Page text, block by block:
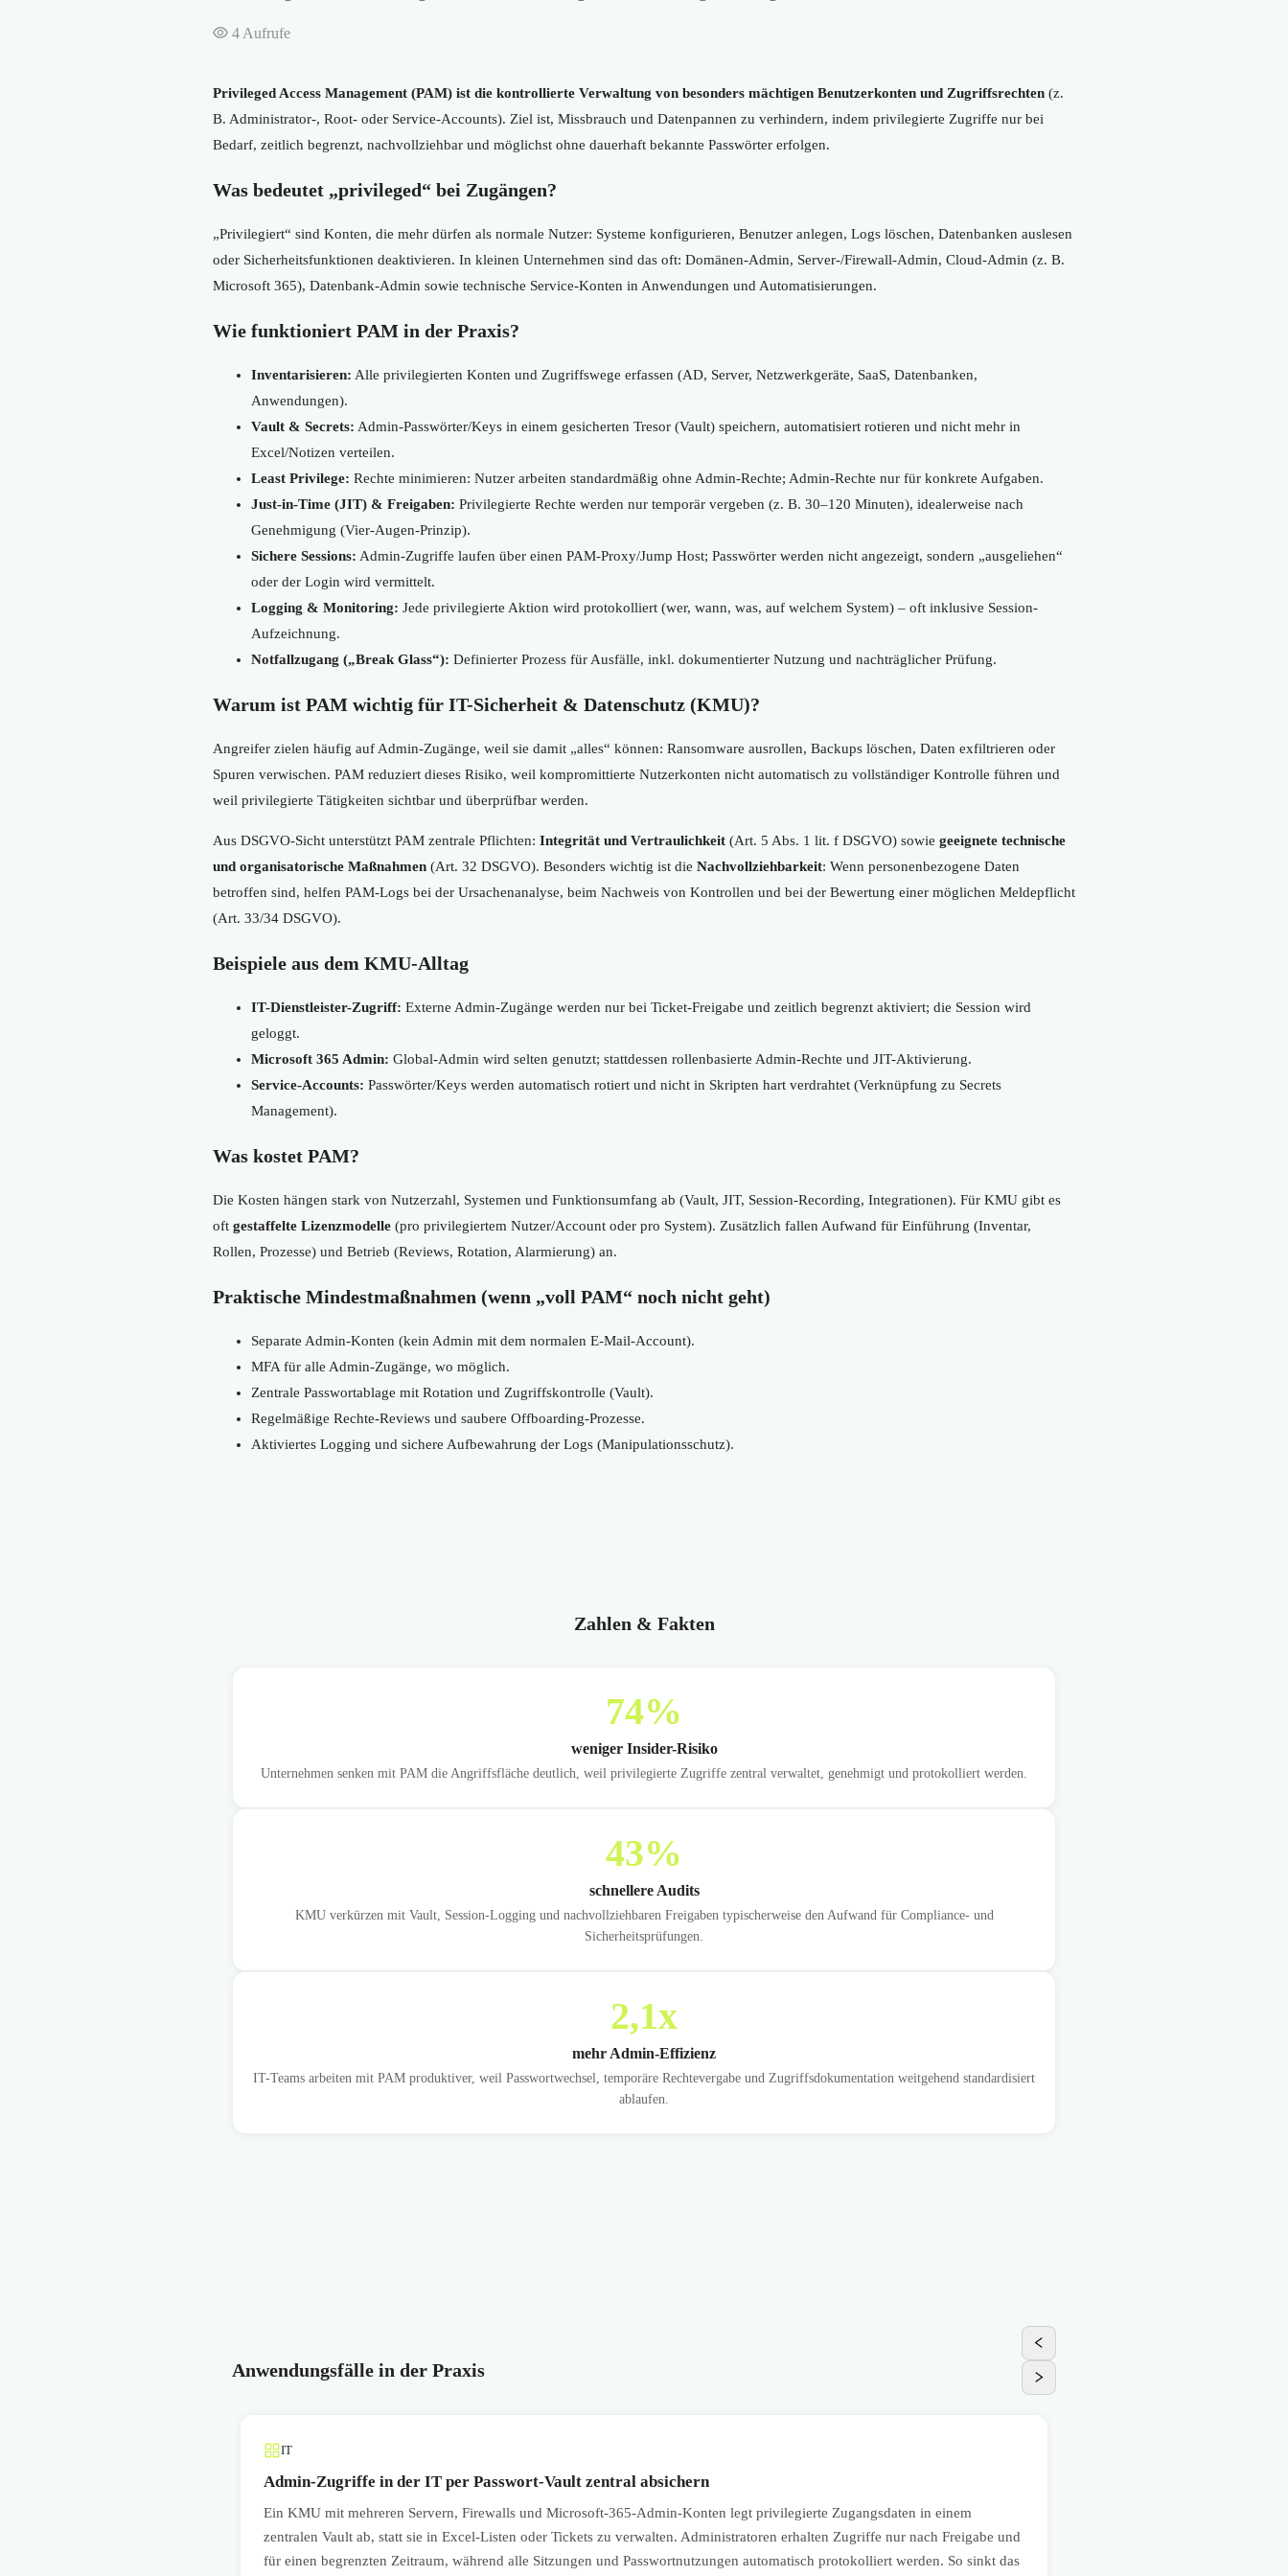
4 Aufrufe
Privileged Access Management (PAM) ist die kontrollierte Verwaltung von besonders mächtigen Benutzerkonten und Zugriffsrechten (z.
B. Administrator-, Root- oder Service-Accounts). Ziel ist, Missbrauch und Datenpannen zu verhindern, indem privilegierte Zugriffe nur bei
Bedarf, zeitlich begrenzt, nachvollziehbar und möglichst ohne dauerhaft bekannte Passwörter erfolgen.
Was bedeutet „privileged“ bei Zugängen?
„Privilegiert“ sind Konten, die mehr dürfen als normale Nutzer: Systeme konfigurieren, Benutzer anlegen, Logs löschen, Datenbanken auslesen
oder Sicherheitsfunktionen deaktivieren. In kleinen Unternehmen sind das oft: Domänen-Admin, Server-/Firewall-Admin, Cloud-Admin (z. B.
Microsoft 365), Datenbank-Admin sowie technische Service-Konten in Anwendungen und Automatisierungen.
Wie funktioniert PAM in der Praxis?
Inventarisieren: Alle privilegierten Konten und Zugriffswege erfassen (AD, Server, Netzwerkgeräte, SaaS, Datenbanken,
Anwendungen).
Vault & Secrets: Admin-Passwörter/Keys in einem gesicherten Tresor (Vault) speichern, automatisiert rotieren und nicht mehr in
Excel/Notizen verteilen.
Least Privilege: Rechte minimieren: Nutzer arbeiten standardmäßig ohne Admin-Rechte; Admin-Rechte nur für konkrete Aufgaben.
Just-in-Time (JIT) & Freigaben: Privilegierte Rechte werden nur temporär vergeben (z. B. 30–120 Minuten), idealerweise nach
Genehmigung (Vier-Augen-Prinzip).
Sichere Sessions: Admin-Zugriffe laufen über einen PAM-Proxy/Jump Host; Passwörter werden nicht angezeigt, sondern „ausgeliehen“
oder der Login wird vermittelt.
Logging & Monitoring: Jede privilegierte Aktion wird protokolliert (wer, wann, was, auf welchem System) – oft inklusive Session-
Aufzeichnung.
Notfallzugang („Break Glass“): Definierter Prozess für Ausfälle, inkl. dokumentierter Nutzung und nachträglicher Prüfung.
Warum ist PAM wichtig für IT-Sicherheit & Datenschutz (KMU)?
Angreifer zielen häufig auf Admin-Zugänge, weil sie damit „alles“ können: Ransomware ausrollen, Backups löschen, Daten exfiltrieren oder
Spuren verwischen. PAM reduziert dieses Risiko, weil kompromittierte Nutzerkonten nicht automatisch zu vollständiger Kontrolle führen und
weil privilegierte Tätigkeiten sichtbar und überprüfbar werden.
Aus DSGVO-Sicht unterstützt PAM zentrale Pflichten: Integrität und Vertraulichkeit (Art. 5 Abs. 1 lit. f DSGVO) sowie geeignete technische
und organisatorische Maßnahmen (Art. 32 DSGVO). Besonders wichtig ist die Nachvollziehbarkeit: Wenn personenbezogene Daten
betroffen sind, helfen PAM-Logs bei der Ursachenanalyse, beim Nachweis von Kontrollen und bei der Bewertung einer möglichen Meldepflicht
(Art. 33/34 DSGVO).
Beispiele aus dem KMU-Alltag
IT-Dienstleister-Zugriff: Externe Admin-Zugänge werden nur bei Ticket-Freigabe und zeitlich begrenzt aktiviert; die Session wird
geloggt.
Microsoft 365 Admin: Global-Admin wird selten genutzt; stattdessen rollenbasierte Admin-Rechte und JIT-Aktivierung.
Service-Accounts: Passwörter/Keys werden automatisch rotiert und nicht in Skripten hart verdrahtet (Verknüpfung zu Secrets
Management).
Was kostet PAM?
Die Kosten hängen stark von Nutzerzahl, Systemen und Funktionsumfang ab (Vault, JIT, Session-Recording, Integrationen). Für KMU gibt es
oft gestaffelte Lizenzmodelle (pro privilegiertem Nutzer/Account oder pro System). Zusätzlich fallen Aufwand für Einführung (Inventar,
Rollen, Prozesse) und Betrieb (Reviews, Rotation, Alarmierung) an.
Praktische Mindestmaßnahmen (wenn „voll PAM“ noch nicht geht)
Separate Admin-Konten (kein Admin mit dem normalen E-Mail-Account).
MFA für alle Admin-Zugänge, wo möglich.
Zentrale Passwortablage mit Rotation und Zugriffskontrolle (Vault).
Regelmäßige Rechte-Reviews und saubere Offboarding-Prozesse.
Aktiviertes Logging und sichere Aufbewahrung der Logs (Manipulationsschutz).
Zahlen & Fakten
74%
weniger Insider-Risiko
Unternehmen senken mit PAM die Angriffsfläche deutlich, weil privilegierte Zugriffe zentral verwaltet, genehmigt und protokolliert werden.
43%
schnellere Audits
KMU verkürzen mit Vault, Session-Logging und nachvollziehbaren Freigaben typischerweise den Aufwand für Compliance- und
Sicherheitsprüfungen.
2,1x
mehr Admin-Effizienz
IT-Teams arbeiten mit PAM produktiver, weil Passwortwechsel, temporäre Rechtevergabe und Zugriffsdokumentation weitgehend standardisiert
ablaufen.
Anwendungsfälle in der Praxis
IT
Admin-Zugriffe in der IT per Passwort-Vault zentral absichern
Ein KMU mit mehreren Servern, Firewalls und Microsoft-365-Admin-Konten legt privilegierte Zugangsdaten in einem
zentralen Vault ab, statt sie in Excel-Listen oder Tickets zu verwalten. Administratoren erhalten Zugriffe nur nach Freigabe und
für einen begrenzten Zeitraum, während alle Sitzungen und Passwortnutzungen automatisch protokolliert werden. So sinkt das